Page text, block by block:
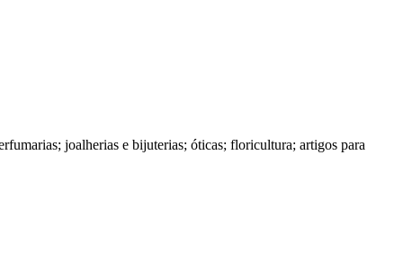
joalherias e bijuterias; óticas; floricultura; artigos para